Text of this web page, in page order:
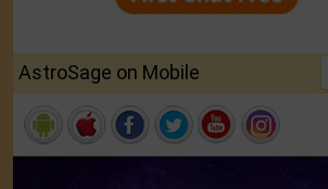
AstroSage on Mobile